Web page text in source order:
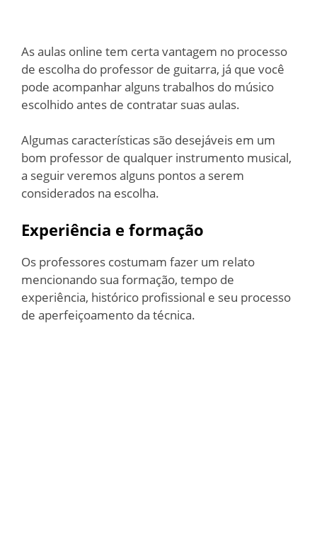
As aulas online tem certa vantagem no processo
de escolha do professor de guitarra, já que você
pode acompanhar alguns trabalhos do músico
escolhido antes de contratar suas aulas.
Algumas características são desejáveis em um
bom professor de qualquer instrumento musical,
a seguir veremos alguns pontos a serem
considerados na escolha.
Experiência e formação
Os professores costumam fazer um relato
mencionando sua formação, tempo de
experiência, histórico profissional e seu processo
de aperfeiçoamento da técnica.